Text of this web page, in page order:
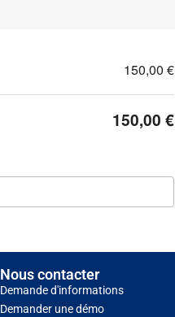
150,00 €
150,00 €
Nous contacter
Demande d'informations
Demander une démo